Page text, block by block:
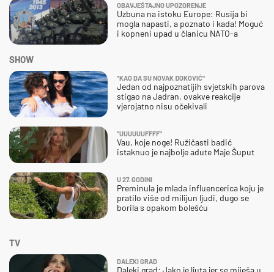
OBAVJEŠTAJNO UPOZORENJE
Uzbuna na istoku Europe: Rusija bi
mogla napasti, a poznato i kada! Moguć
i kopneni upad u članicu NATO-a
SHOW
"KAO DA SU NOVAK ĐOKOVIĆ"
Jedan od najpoznatijih svjetskih parova
stigao na Jadran, ovakve reakcije
vjerojatno nisu očekivali
"UUUUUUFFFF"
Vau, koje noge! Ružičasti badić
istaknuo je najbolje adute Maje Šuput
U 27. GODINI
Preminula je mlada influencerica koju je
pratilo više od milijun ljudi, dugo se
borila s opakom bolešću
TV
DALEKI GRAD
Daleki grad: Jako je ljuta jer se miješa u